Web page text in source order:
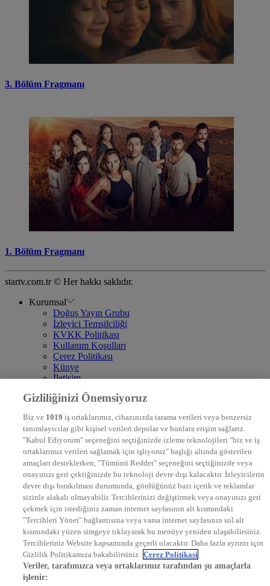
3. Bölüm Fragmanı
1. Bölüm Fragmanı
startv.com.tr © Her hakkı saklıdır.
Kurumsal
Doğuş Yayın Grubu
İzleyici Temsilciliği
KVKK Politikası
Kullanım Koşulları
Çerez Politikası
Künye
İletişim
DYG Televizyonlar
STAR
EURO STAR
KRAL POP TV
DYG Radyolar
NTV RADYO
KRAL FM
KRAL POP
EKSEN
VOYAGE
DYG Dijital
ntv.com.tr
ntvspor.net
secim.ntv.com.tr
startv.com.tr
kralmuzik.com.tr
Gizliliğinizi Önemsiyoruz
Biz ve 1019 iş ortaklarımız, cihazınızda tarama verileri veya benzersiz
tanımlayıcılar gibi kişisel verileri depolar ve bunlara erişim sağlarız.
"Kabul Ediyorum" seçeneğini seçtiğinizde izleme teknolojileri "biz ve iş
ortaklarımız verileri sağlamak için işliyoruz" başlığı altında gösterilen
amaçları desteklerken, "Tümünü Reddet" seçeneğini seçtiğinizde veya
onayınızı geri çektiğinizde bu teknoloji devre dışı kalacaktır. İzleyicilerin
devre dışı bırakılması durumunda, gördüğünüz bazı içerik ve reklamlar
sizinle alakalı olmayabilir. Tercihlerinizi değiştirmek veya onayınızı geri
çekmek için istediğiniz zaman internet sayfasının alt kısmındaki
"Tercihleri Yönet" bağlantısına veya varsa internet sayfasının sol alt
kısmındaki yüzen simgeye tıklayarak bu menüye yeniden ulaşabilirsiniz.
Tercihleriniz Website kapsamında geçerli olacaktır. Daha fazla ayrıntı için
Gizlilik Politikamıza bakabilirsiniz. Çerez Politikasi
Veriler, tarafımızca veya ortaklarımız tarafından şu amaçlarla
işlenir: